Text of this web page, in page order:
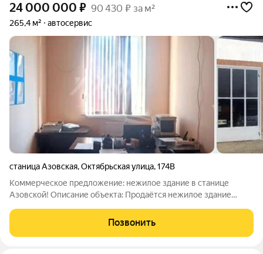
24 000 000 ₽ 90 430 ₽ за м²
265,4 м² автосервис
станица Азовская,Октябрьская улица,174В
Коммерческое предложение: нежилое здание в станице
Азовской! Описание объекта: Продаётся нежилое здание
Азовской, расположенной на асфальтированной улице с
хорошей транспортной доступностью.
Позвонить